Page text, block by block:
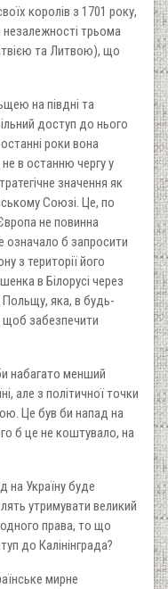
королів з 1701 року,
трьома
та Литвою), що
на півдні та
доступ до нього
роки вона
в останню чергу у
значення як
Союзі. Це, по
не повинна
означало б запросити
з території його
в Білорусі через
яка, в будь-
забезпечити
набагато менший
але з політичної точки
Це був би напад на
б це не коштувало, на
на Україну буде
утримувати великий
права, то що
до Калінінграда?
мирне